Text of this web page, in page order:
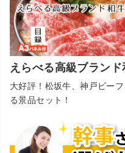
えらべる高級ブランド
大好評！松坂牛、神戸ビー
る景品セット！